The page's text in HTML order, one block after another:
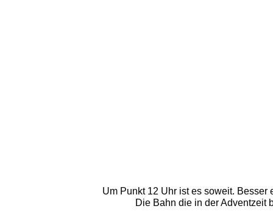
Um Punkt 12 Uhr ist es soweit.
Die Bahn die in der Adventzeit